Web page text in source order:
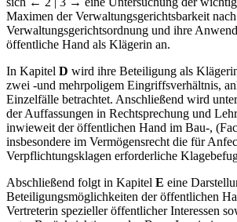
Maximen der Verwaltungsgerichtsbarkeit
Verwaltungsgerichtsordnung und ihre
öffentliche Hand als Klägerin an.
In Kapitel D wird ihre Beteiligung als
zwei -und mehrpoligem Eingriffsverhältnis,
Einzelfälle betrachtet. Anschließend wird
der Auffassungen in Rechtsprechung und
inwieweit der öffentlichen Hand im Bau-,
insbesondere im Vermögensrecht die für
Verpflichtungsklagen erforderliche
Abschließend folgt in Kapitel E eine
Beteiligungsmöglichkeiten der öffentlichen
Vertreterin spezieller öffentlicher Interessen